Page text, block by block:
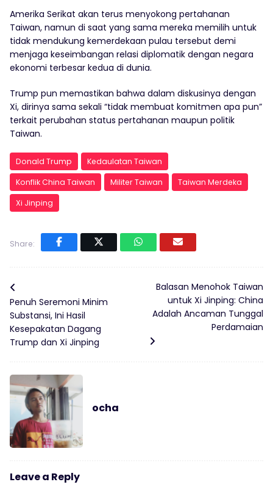
Amerika Serikat akan terus menyokong pertahanan
Taiwan, namun di saat yang sama mereka memilih untuk
tidak mendukung kemerdekaan pulau tersebut demi
menjaga keseimbangan relasi diplomatik dengan negara
ekonomi terbesar kedua di dunia.
Trump pun memastikan bahwa dalam diskusinya dengan
Xi, dirinya sama sekali “tidak membuat komitmen apa pun”
terkait perubahan status pertahanan maupun politik
Taiwan.
Donald Trump
Kedaulatan Taiwan
Konflik China Taiwan
Militer Taiwan
Taiwan Merdeka
Xi Jinping
Share:
Penuh Seremoni Minim
Substansi, Ini Hasil
Kesepakatan Dagang
Trump dan Xi Jinping
Balasan Menohok Taiwan
untuk Xi Jinping: China
Adalah Ancaman Tunggal
Perdamaian
ocha
Leave a Reply